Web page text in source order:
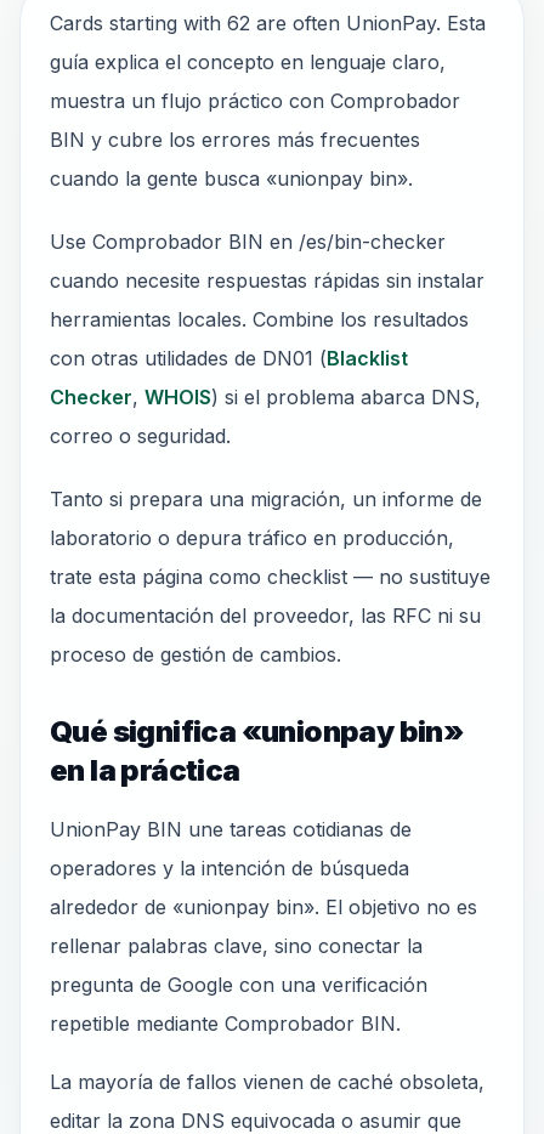
Cards starting with 62 are often UnionPay. Esta
guía explica el concepto en lenguaje claro,
muestra un flujo práctico con Comprobador
BIN y cubre los errores más frecuentes
cuando la gente busca «unionpay bin».
Use Comprobador BIN en /es/bin-checker
cuando necesite respuestas rápidas sin instalar
herramientas locales. Combine los resultados
con otras utilidades de DN01 (Blacklist
Checker, WHOIS) si el problema abarca DNS,
correo o seguridad.
Tanto si prepara una migración, un informe de
laboratorio o depura tráfico en producción,
trate esta página como checklist — no sustituye
la documentación del proveedor, las RFC ni su
proceso de gestión de cambios.
Qué significa «unionpay bin»
en la práctica
UnionPay BIN une tareas cotidianas de
operadores y la intención de búsqueda
alrededor de «unionpay bin». El objetivo no es
rellenar palabras clave, sino conectar la
pregunta de Google con una verificación
repetible mediante Comprobador BIN.
La mayoría de fallos vienen de caché obsoleta,
editar la zona DNS equivocada o asumir que